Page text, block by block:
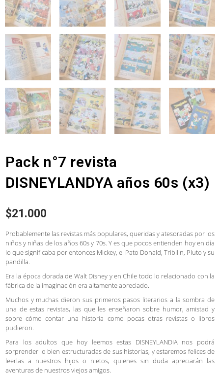
Pack n°7 revista
DISNEYLANDYA años 60s (x3)
$21.000
Probablemente las revistas más populares, queridas y atesoradas por los
niños y niñas de los años 60s y 70s. Y es que pocos entienden hoy en día
lo que significaba por entonces Mickey, el Pato Donald, Tribilin, Pluto y su
pandilla.
Era la época dorada de Walt Disney y en Chile todo lo relacionado con la
fábrica de la imaginación era altamente apreciado.
Muchos y muchas dieron sus primeros pasos literarios a la sombra de
una de estas revistas, las que les enseñaron sobre humor, amistad y
sobre cómo contar una historia como pocas otras revistas o libros
pudieron.
Para los adultos que hoy leemos estas DISNEYLANDIA nos podrá
sorprender lo bien estructuradas de sus historias, y estaremos felices de
leerlas a nuestros hijos o nietos, quienes sin duda apreciarán las
aventuras de nuestros viejos amigos.